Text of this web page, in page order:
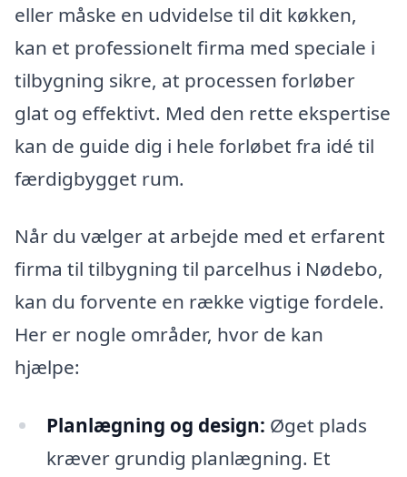
eller måske en udvidelse til dit køkken,
kan et professionelt firma med speciale i
tilbygning sikre, at processen forløber
glat og effektivt. Med den rette ekspertise
kan de guide dig i hele forløbet fra idé til
færdigbygget rum.
Når du vælger at arbejde med et erfarent
firma til tilbygning til parcelhus i Nødebo,
kan du forvente en række vigtige fordele.
Her er nogle områder, hvor de kan
hjælpe:
Planlægning og design: Øget plads
kræver grundig planlægning. Et